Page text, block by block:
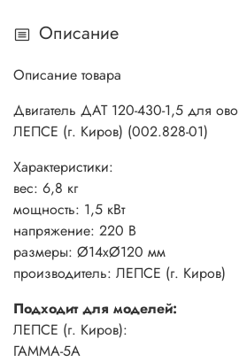
Описание
Описание товара
Двигатель ДАТ 120-430-1,5 для
ЛЕПСЕ (г. Киров) (002.828-01)
Характеристики:
вес: 6,8 кг
мощность: 1,5 кВт
напряжение: 220 В
размеры: Ø14хØ120 мм
производитель: ЛЕПСЕ (г. Киров)
Подходит для моделей:
ЛЕПСЕ (г. Киров):
ГАММА-5А